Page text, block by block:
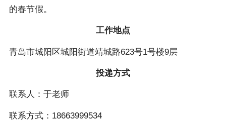
的春节假。
工作地点
青岛市城阳区城阳街道靖城路623号1号楼9层
投递方式
联系人：于老师
联系方式：18663999534